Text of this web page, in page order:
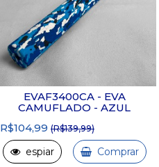
EVAF3400CA - EVA
CAMUFLADO - AZUL
R$104,99 (R$139,99)
espiar Comprar